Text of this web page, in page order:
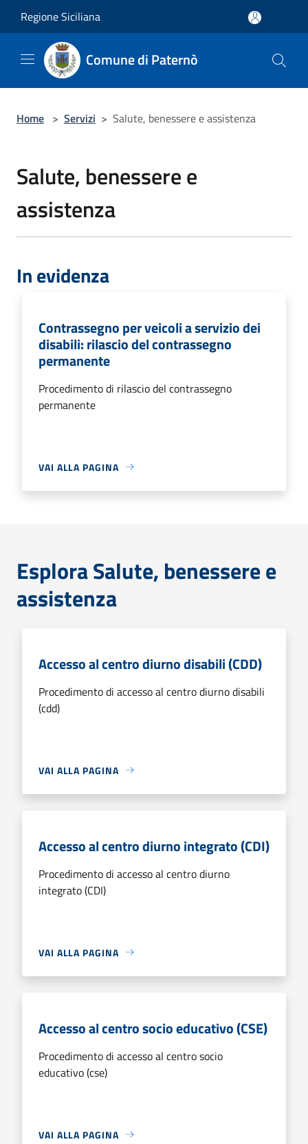
Regione Siciliana
Comune di Paternò
Home > Servizi > Salute, benessere e assistenza
Salute, benessere e
assistenza
In evidenza
Contrassegno per veicoli a servizio dei
disabili: rilascio del contrassegno
permanente
Procedimento di rilascio del contrassegno
permanente
VAI ALLA PAGINA
Esplora Salute, benessere e
assistenza
Accesso al centro diurno disabili (CDD)
Procedimento di accesso al centro diurno disabili
(cdd)
VAI ALLA PAGINA
Accesso al centro diurno integrato (CDI)
Procedimento di accesso al centro diurno
integrato (CDI)
VAI ALLA PAGINA
Accesso al centro socio educativo (CSE)
Procedimento di accesso al centro socio
educativo (cse)
VAI ALLA PAGINA